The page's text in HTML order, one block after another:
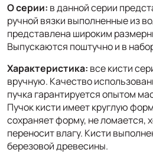
О серии: в данной серии
ручной вязки выполненные из
представлена широким
Выпускаются поштучно и в
Характеристика: все кисти
вручную. Качество
пучка гарантируется опытом
Пучок кисти имеет круглую
сохраняет форму, не ломается,
переносит влагу. Кисти
березовой древесины.